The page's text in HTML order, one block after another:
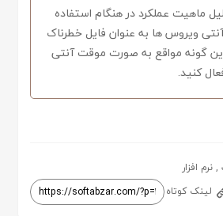
ماهیت عملکرد در هنگام استفاده
ویروس ها به عنوان فایل خطرناک
گونه مواقع به صورت موقت آنتی
کنید.
,نرم افزار
لینک کوتاه